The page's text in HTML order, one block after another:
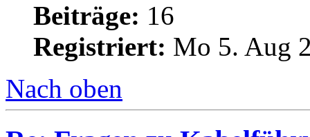
Beiträge: 16
Registriert: Mo 5. Aug
Nach oben